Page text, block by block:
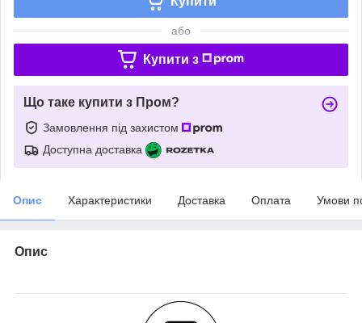
або
Купити з
Що таке купити з Пром?
Замовлення під захистом
Доступна доставка
Опис Характеристики Доставка Оплата Умови
Опис